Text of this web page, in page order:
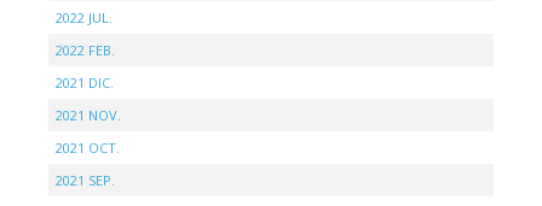
2022 JUL.
2022 FEB.
2021 DIC.
2021 NOV.
2021 OCT.
2021 SEP.